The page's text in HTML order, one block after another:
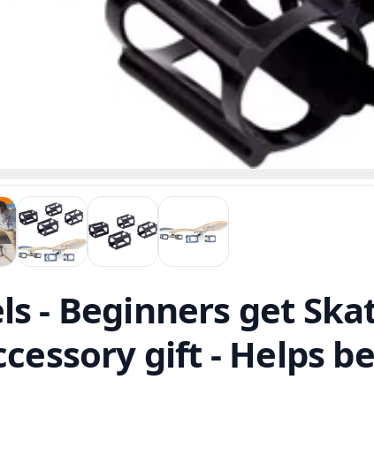
- Beginners get
gift - Helps